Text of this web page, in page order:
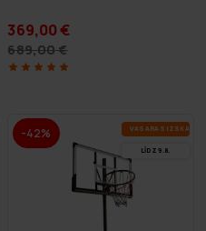
369,00 €
689,00 €
-42% VA­SA­RAS IZ­SKA­ŅA
LĪDZ 9.8.